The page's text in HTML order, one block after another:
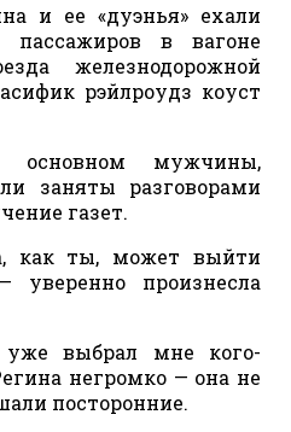
и ее «дуэнья» ехали
в вагоне
железнодорожной
рэйлроудз коуст
мужчины,
заняты разговорами
газет.
как ты, может выйти
произнесла
уже выбрал мне кого-
негромко — она не
посторонние.